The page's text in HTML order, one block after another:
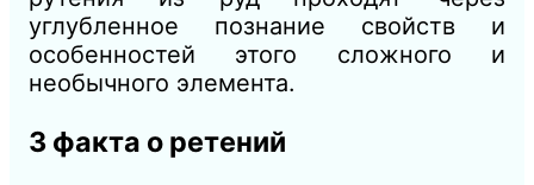
углубленное познание свойств и
особенностей этого сложного и
необычного элемента.
3 факта о ретений